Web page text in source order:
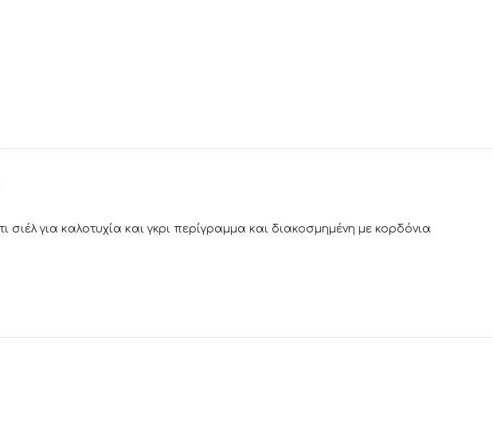
για καλοτυχία και γκρι περίγραμμα και διακοσμημένη με κορδόνια